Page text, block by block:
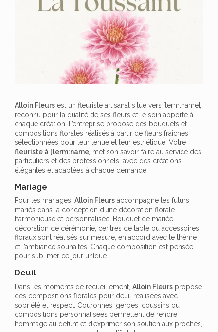
Alloin Fleurs est un fleuriste artisanal situé vers [term:name],
reconnu pour la qualité de ses fleurs et le soin apporté à
chaque création. L’entreprise propose des bouquets et
compositions florales réalisés à partir de fleurs fraîches,
sélectionnées pour leur tenue et leur esthétique. Votre
fleuriste à [term:name] met son savoir-faire au service des
particuliers et des professionnels, avec des créations
élégantes et adaptées à chaque demande.
Mariage
Pour les mariages, Alloin Fleurs accompagne les futurs
mariés dans la conception d’une décoration florale
harmonieuse et personnalisée. Bouquet de mariée,
décoration de cérémonie, centres de table ou accessoires
floraux sont réalisés sur mesure, en accord avec le thème
et l’ambiance souhaités. Chaque composition est pensée
pour sublimer ce jour unique.
Deuil
Dans les moments de recueillement, Alloin Fleurs propose
des compositions florales pour deuil réalisées avec
sobriété et respect. Couronnes, gerbes, coussins ou
compositions personnalisées permettent de rendre
hommage au défunt et d’exprimer son soutien aux proches,